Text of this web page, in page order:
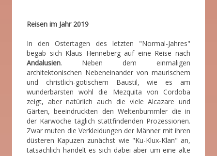
Reisen im Jahr 2019
In den Ostertagen des letzten "Normal-Jahres"
begab sich Klaus Henneberg auf eine Reise nach
Andalusien. Neben dem einmaligen
architektonischen Nebeneinander von maurischem
und christlich-gotischem Baustil, wie es am
wunderbarsten wohl die Mezquita von Cordoba
zeigt, aber natürlich auch die viele Alcazare und
Gärten, beeindruckten den Weltenbummler die in
der Karwoche täglich stattfindenden Prozessionen.
Zwar muten die Verkleidungen der Männer mit ihren
düsteren Kapuzen zunächst wie "Ku-Klux-Klan" an,
tatsächlich handelt es sich dabei aber um eine alte